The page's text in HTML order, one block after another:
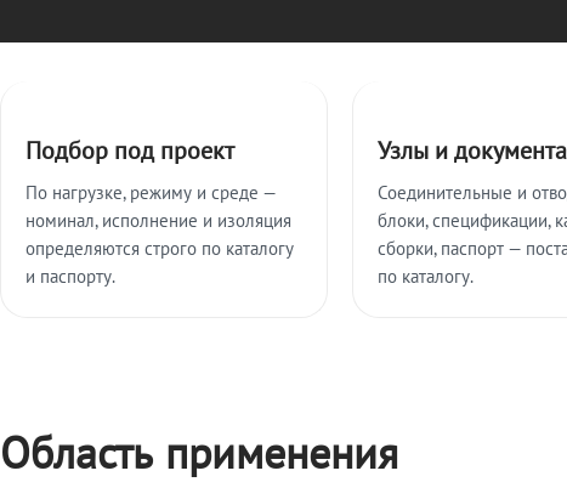
Подбор под проект
По нагрузке, режиму и среде —
номинал, исполнение и изоляция
определяются строго по каталогу
и паспорту.
Узлы и
Соединительные и
блоки, спецификации,
сборки, паспорт —
по каталогу.
Область применения